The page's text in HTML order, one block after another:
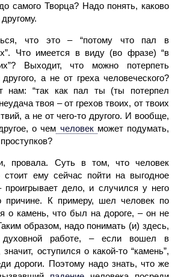
самого Творца? Надо понять, каково
что это – “потому что пал в
Что имеется в виду (во фразе) “в
Выходит, что можно потерпеть
а не от греха человеческого?
нам: “так как пал ты (ты потерпел
твоя – от грехов твоих, от твоих
а не от чего-то другого. И вообще,
о чем человек может подумать,
провала. Суть в том, чточеловек
стоит ему сейчас пойти на выгодное
дело, и случился у него
причине. К примеру, шел человек по
о камень, что был на дороге, – он не
образом, надо понимать (и) здесь,
работе, – если вошел в
оступился о какой-то “камень”,
дороги. Поэтому надо знать, что же